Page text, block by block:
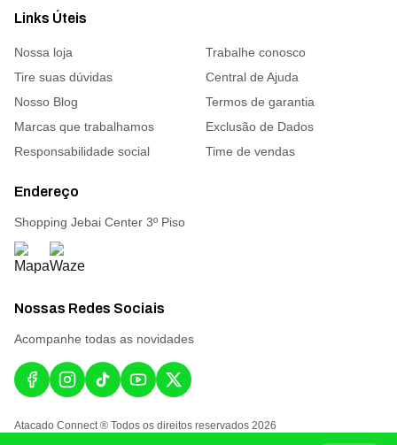
Links Úteis
Nossa loja
Trabalhe conosco
Tire suas dúvidas
Central de Ajuda
Nosso Blog
Termos de garantia
Marcas que trabalhamos
Exclusão de Dados
Responsabilidade social
Time de vendas
Endereço
Shopping Jebai Center 3º Piso
Nossas Redes Sociais
Acompanhe todas as novidades
Atacado Connect ® Todos os direitos reservados 2026